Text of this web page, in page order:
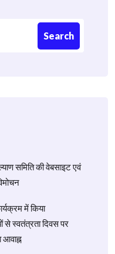
Search
समिति की वेबसाइट एवं
में किया
से स्वतंत्रता दिवस पर